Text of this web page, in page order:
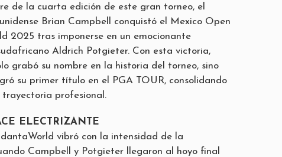
de la cuarta edición de este gran torneo, el
Brian Campbell conquistó el Mexico Open
2025 tras imponerse en un emocionante
Aldrich Potgieter. Con esta victoria,
grabó su nombre en la historia del torneo, sino
su primer título en el PGA TOUR, consolidando
profesional.
ELECTRIZANTE
vibró con la intensidad de la
Campbell y Potgieter llegaron al hoyo final